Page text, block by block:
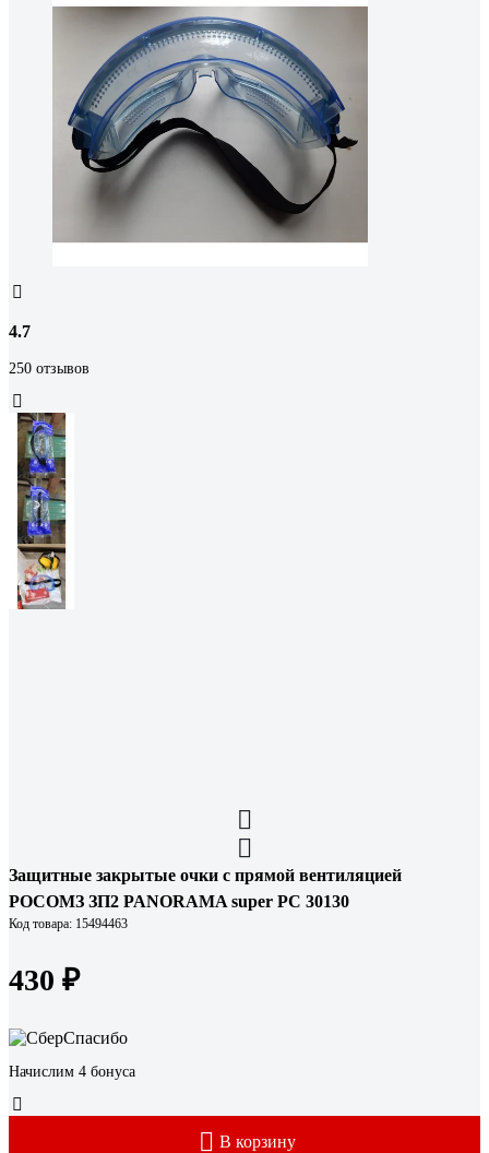
4.7
250 отзывов
Защитные закрытые очки с прямой вентиляцией
РОСОМЗ ЗП2 PANORAMA super PC 30130
Код товара: 15494463
430 ₽
Начислим 4 бонуса
В корзину